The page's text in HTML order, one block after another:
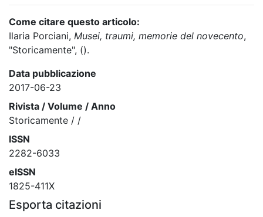
Come citare questo articolo:
Ilaria Porciani, Musei, traumi, memorie del novecento,
"Storicamente", ().
Data pubblicazione
2017-06-23
Rivista / Volume / Anno
Storicamente / /
ISSN
2282-6033
eISSN
1825-411X
Esporta citazioni